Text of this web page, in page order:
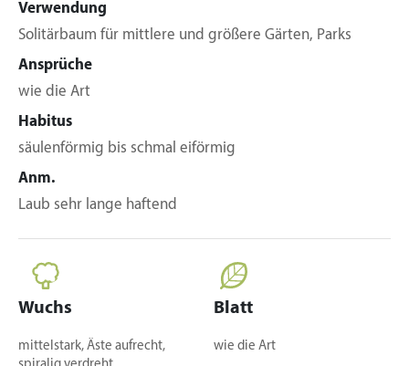
Verwendung
Solitärbaum für mittlere und größere Gärten, Parks
Ansprüche
wie die Art
Habitus
säulenförmig bis schmal eiförmig
Anm.
Laub sehr lange haftend
Wuchs
mittelstark, Äste aufrecht,
Blatt
wie die Art